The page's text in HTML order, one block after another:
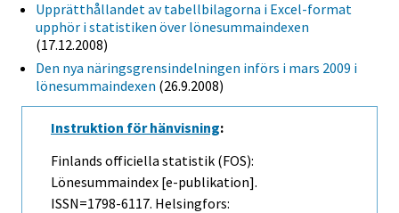
Upprätthållandet av tabellbilagorna i Excel-format
upphör i statistiken över lönesummaindexen
(17.12.2008)
Den nya näringsgrensindelningen införs i mars 2009 i
lönesummaindexen (26.9.2008)
Instruktion för hänvisning:
Finlands officiella statistik (FOS):
Lönesummaindex [e-publikation].
ISSN=1798-6117. Helsingfors: